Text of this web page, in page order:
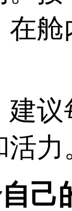
活力
己